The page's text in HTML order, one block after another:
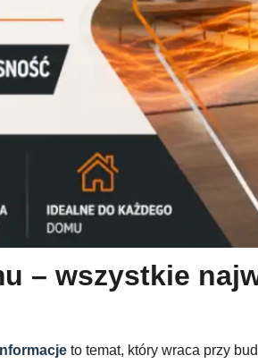
– wszystkie
to temat, który wraca przy